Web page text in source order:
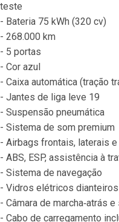
teste
- Bateria 75 kWh (320 cv)
- 268.000 km
- 5 portas
- Cor azul
- Caixa automática (tração
- Jantes de liga leve 19
- Suspensão pneumática
- Sistema de som premium
- Airbags frontais, laterais
- ABS, ESP, assistência à
- Sistema de navegação
- Vidros elétricos
- Câmara de marcha‐atrás
- Cabo de carregamento